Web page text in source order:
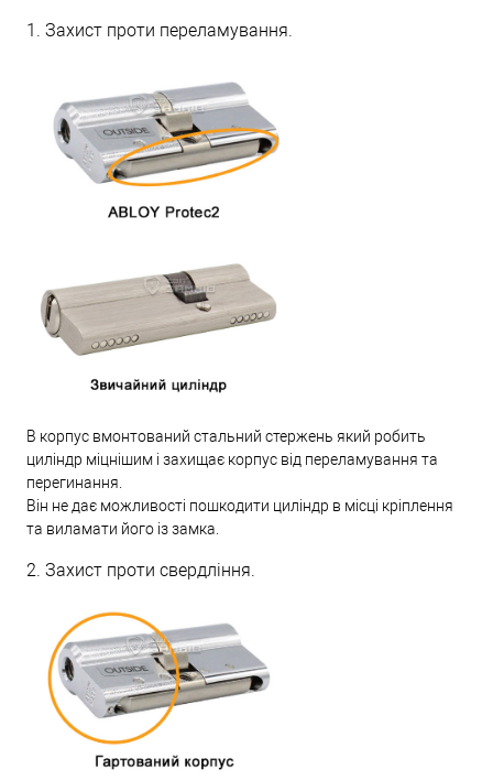
1. Захист проти переламування.
В корпус вмонтований стальний стержень який робить
циліндр міцнішим і захищає корпус від переламування та
перегинання.
Він не дає можливості пошкодити циліндр в місці кріплення
та виламати його із замка.
2. Захист проти свердління.